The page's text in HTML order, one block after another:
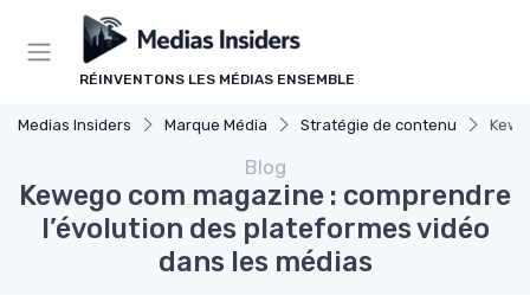
RÉINVENTONS LES MÉDIAS ENSEMBLE
Medias Insiders Marque Média Stratégie de contenu
Blog
Kewego com magazine : comprendre
l’évolution des plateformes vidéo
dans les médias
Panneau de gestion des cookies